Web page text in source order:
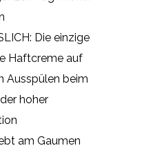
Die einzige
Haftcreme auf
Ausspülen beim
hoher
am Gaumen